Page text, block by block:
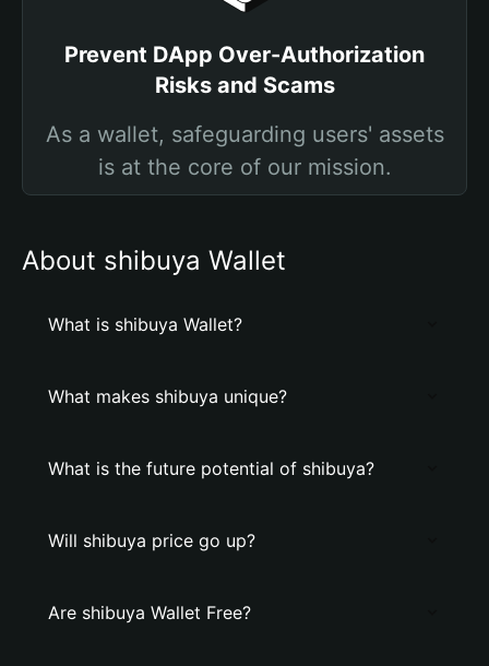
Prevent DApp Over-Authorization
Risks and Scams
As a wallet, safeguarding users' assets
is at the core of our mission.
About shibuya Wallet
What is shibuya Wallet?
What makes shibuya unique?
What is the future potential of shibuya?
Will shibuya price go up?
Are shibuya Wallet Free?